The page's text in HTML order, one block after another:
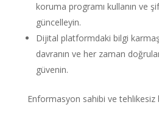
koruma programı kullanın ve
güncelleyin.
Dijital platformdaki bilgi
davranın ve her zaman
güvenin.
Enformasyon sahibi ve tehlikesiz